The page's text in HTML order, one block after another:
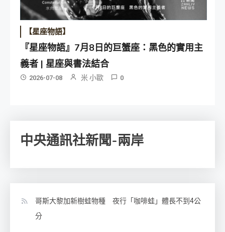
【星座物語】
『星座物語』7月8日的巨蟹座：黑色的實用主
義者 | 星座與書法結合
2026-07-08 米 小歐 0
中央通訊社新聞-兩岸
哥斯大黎加新樹蛙物種 夜行「咖啡蛙」體長不到4公
分